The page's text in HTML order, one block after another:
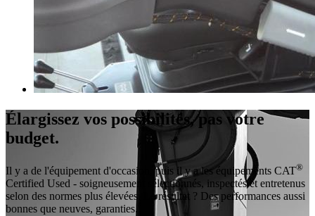
Élargissez vos possibilités, pas votre
budget.
Il y a de l'équipement d'occasion, puis il y a les équipements CAT®
Certified Used - soigneusement sélectionnés, inspectés et entretenus
selon des normes plus élevées. Le résultat ? Des performances aussi
bonnes que neuves, garanties.